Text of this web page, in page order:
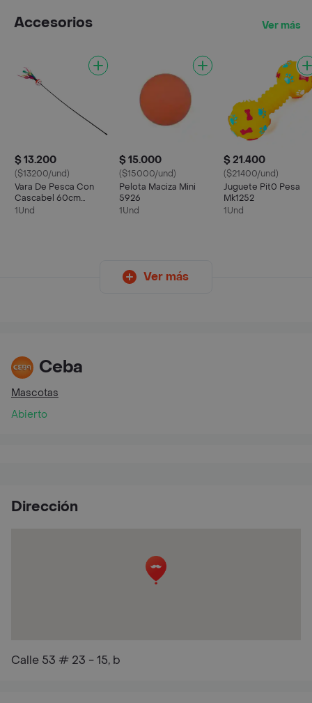
Accesorios Ver más
$ 13.200
($13200/und)
Vara De Pesca Con
Cascabel 60cm
Mk1545
1Und
$ 15.000
($15000/und)
Pelota Maciza Mini
5926
1Und
$ 21.400
($21400/und)
Juguete Pit0 Pesa
Mk1252
1Und
Ver más
Ceba
Mascotas
Abierto
Dirección
Calle 53 # 23 - 15, b